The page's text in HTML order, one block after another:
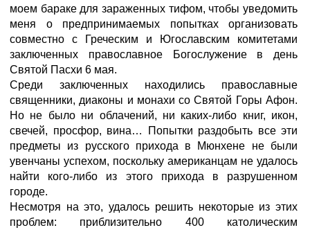
моем бараке для зараженных тифом, чтобы уведомить
меня о предпринимаемых попытках организовать
совместно с Греческим и Югославским комитетами
заключенных православное Богослужение в день
Святой Пасхи 6 мая.
Среди заключенных находились православные
священники, диаконы и монахи со Святой Горы Афон.
Но не было ни облачений, ни каких-либо книг, икон,
свечей, просфор, вина… Попытки раздобыть все эти
предметы из русского прихода в Мюнхене не были
увенчаны успехом, поскольку американцам не удалось
найти кого-либо из этого прихода в разрушенном
городе.
Несмотря на это, удалось решить некоторые из этих
проблем: приблизительно 400 католическим